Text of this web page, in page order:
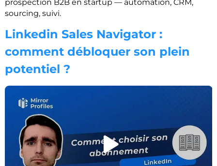
prospection B2B en startup — automation, CRM,
sourcing, suivi.
Linkedin Sales Navigator :
comment débloquer son plein
potentiel ?